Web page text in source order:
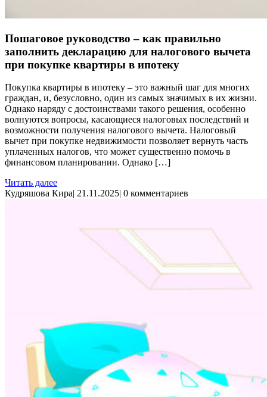
Пошаговое руководство – как правильно
заполнить декларацию для налогового вычета
при покупке квартиры в ипотеку
Покупка квартиры в ипотеку – это важный шаг для многих
граждан, и, безусловно, один из самых значимых в их жизни.
Однако наряду с достоинствами такого решения, особенно
волнуются вопросы, касающиеся налоговых последствий и
возможности получения налогового вычета. Налоговый
вычет при покупке недвижимости позволяет вернуть часть
уплаченных налогов, что может существенно помочь в
финансовом планировании. Однако […]
Читать далее
Кудряшова Кира| 21.11.2025| 0 комментариев